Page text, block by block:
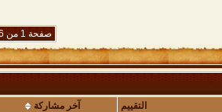
صفحة 1 من 36
التقييم
آخر مشاركة